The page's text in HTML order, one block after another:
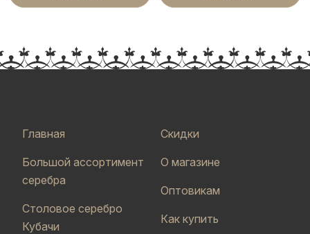
Главная
Большой ассортимент
серебра
Столовое серебро
Кубачи
Скидки
О магазине
Оптовикам
Как купить